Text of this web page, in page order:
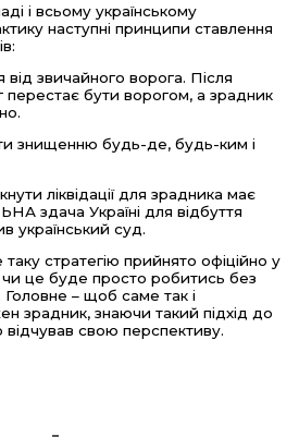
і всьому українському
наступні принципи ставлення
від звичайного ворога. Після
перестає бути ворогом, а зрадник
знищенню будь-де, будь-ким і
ліквідації для зрадника має
здача Україні для відбуття
український суд.
стратегію прийнято офіційно у
чи це буде просто робитись без
Головне – щоб саме так і
зрадник, знаючи такий підхід до
відчував свою перспективу.